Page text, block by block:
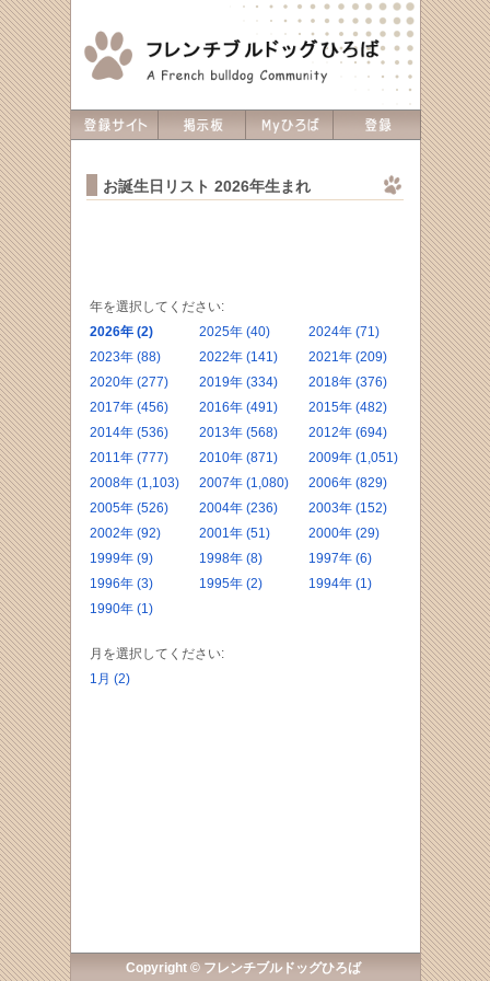
お誕生日リスト 2026年生まれ
年を選択してください:
2026年 (2)
2025年 (40)
2024年 (71)
2023年 (88)
2022年 (141)
2021年 (209)
2020年 (277)
2019年 (334)
2018年 (376)
2017年 (456)
2016年 (491)
2015年 (482)
2014年 (536)
2013年 (568)
2012年 (694)
2011年 (777)
2010年 (871)
2009年 (1,051)
2008年 (1,103)
2007年 (1,080)
2006年 (829)
2005年 (526)
2004年 (236)
2003年 (152)
2002年 (92)
2001年 (51)
2000年 (29)
1999年 (9)
1998年 (8)
1997年 (6)
1996年 (3)
1995年 (2)
1994年 (1)
1990年 (1)
月を選択してください:
1月 (2)
Copyright © フレンチブルドッグひろば